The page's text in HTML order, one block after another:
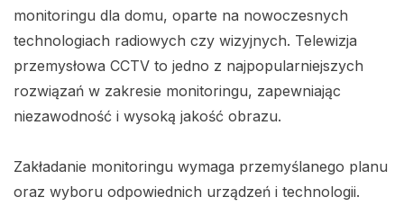
monitoringu dla domu, oparte na nowoczesnych
technologiach radiowych czy wizyjnych. Telewizja
przemysłowa CCTV to jedno z najpopularniejszych
rozwiązań w zakresie monitoringu, zapewniając
niezawodność i wysoką jakość obrazu.
Zakładanie monitoringu wymaga przemyślanego planu
oraz wyboru odpowiednich urządzeń i technologii.